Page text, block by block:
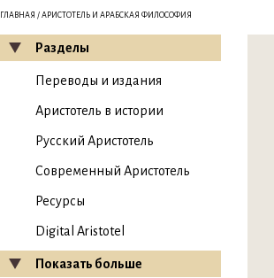
ГЛАВНАЯ / АРИСТОТЕЛЬ И АРАБСКАЯ ФИЛОСОФИЯ
Разделы
Переводы и издания
Аристотель в истории
Русский Аристотель
Современный Аристотель
Ресурсы
Digital Aristotel
Показать больше